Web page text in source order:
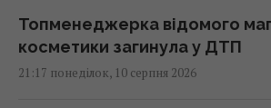
Топменеджерка відомого
косметики загинула у ДТП
21:17 понеділок, 10 серпня 2026